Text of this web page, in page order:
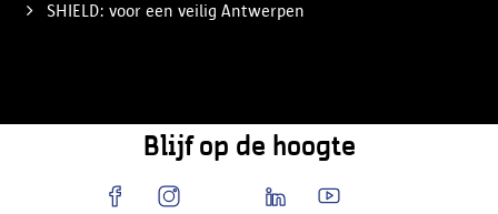
SHIELD: voor een veilig Antwerpen
Blijf op de hoogte